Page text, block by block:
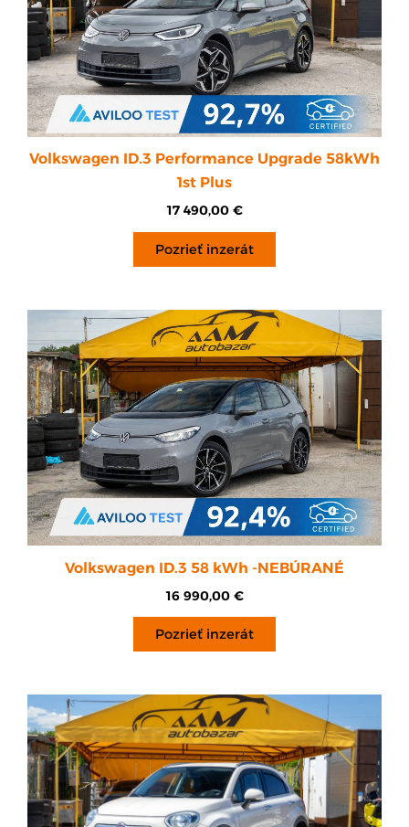
Volkswagen ID.3 Performance Upgrade 58kWh
1st Plus
17 490,00 €
Pozrieť inzerát
Volkswagen ID.3 58 kWh -NEBÚRANÉ
16 990,00 €
Pozrieť inzerát